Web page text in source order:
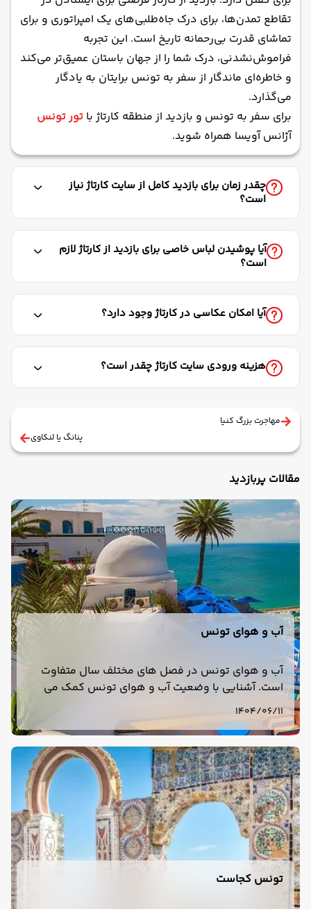
تقاطع تمدن‌ها، برای درک جاه‌طلبی‌های یک امپراتوری و برای
تماشای قدرت بی‌رحمانه تاریخ است. این تجربه
فراموش‌نشدنی، درک شما را از جهان باستان عمیق‌تر می‌کند
و خاطره‌ای ماندگار از سفر به تونس برایتان به یادگار
می‌گذارد.
برای سفر به تونس و بازدید از منطقه کارتاژ با تور تونس
آژانس آویسا همراه شوید.
چقدر زمان برای بازدید کامل از سایت کارتاژ نیاز
است؟
آیا پوشیدن لباس خاصی برای بازدید از کارتاژ لازم
است؟
آیا امکان عکاسی در کارتاژ وجود دارد؟
هزینه ورودی سایت کارتاژ چقدر است؟
مهاجرت بزرگ کنیا
پنانگ یا لنکاوی
مقالات پربازدید
آب و هوای تونس
آب و هوای تونس در فصل های مختلف سال متفاوت
است. آشنایی با وضعیت آب و هوای تونس کمک می
کند تا بهترین زمان را برای سفر به تونس انتخاب کنید.
1404/06/11
تونس کجاست